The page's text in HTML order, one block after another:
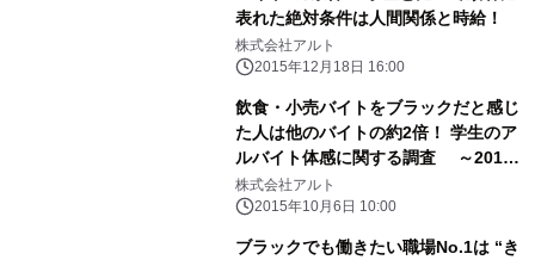
表れた絶対条件は人間関係と時給！
株式会社アルト
2015年12月18日 16:00
飲食・小売バイトをブラックだと感じ
た人は他のバイトの約2倍！ 学生のア
ルバイト体感に関する調査 ～2015
年9月8日 株式会社アルト調べ～
株式会社アルト
2015年10月6日 10:00
ブラックでも働きたい職場No.1は “き